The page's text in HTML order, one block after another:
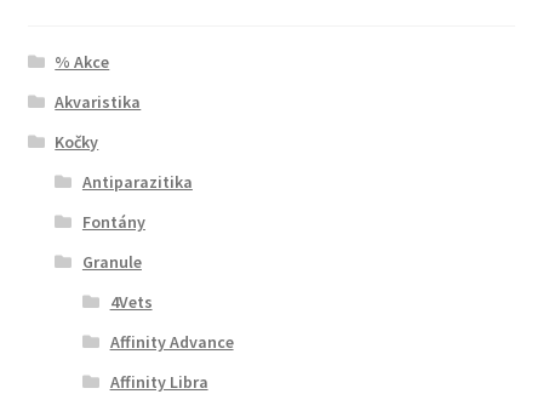
% Akce
Akvaristika
Kočky
Antiparazitika
Fontány
Granule
4Vets
Affinity Advance
Affinity Libra